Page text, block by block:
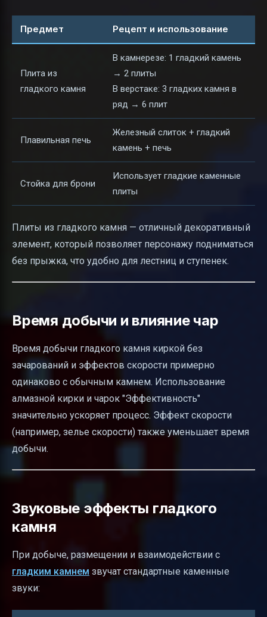
Предмет Рецепт и использование
Плита из
гладкого камня
В камнерезе: 1 гладкий камень
→ 2 плиты
В верстаке: 3 гладких камня в
ряд → 6 плит
Плавильная печь
Железный слиток + гладкий
камень + печь
Стойка для брони
Использует гладкие каменные
плиты
Плиты из гладкого камня — отличный декоративный
элемент, который позволяет персонажу подниматься
без прыжка, что удобно для лестниц и ступенек.
Время добычи и влияние чар
Время добычи гладкого камня киркой без
зачарований и эффектов скорости примерно
одинаково с обычным камнем. Использование
алмазной кирки и чарок "Эффективность"
значительно ускоряет процесс. Эффект скорости
(например, зелье скорости) также уменьшает время
добычи.
Звуковые эффекты гладкого
камня
При добыче, размещении и взаимодействии с
гладким камнем звучат стандартные каменные
звуки: